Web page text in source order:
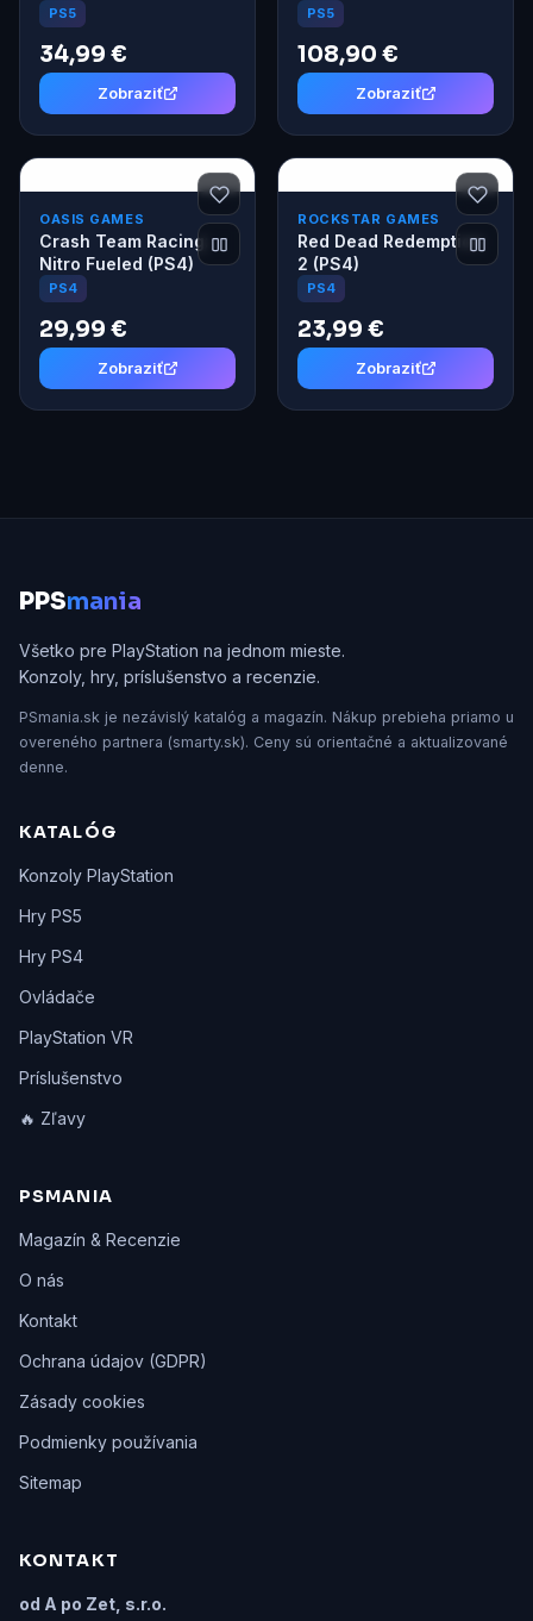
PS5
34,99 €
Zobraziť
PS5/PS4/PC sada
volantu a pedálov
PS5
108,90 €
Zobraziť
OASIS GAMES
Crash Team Racing:
Nitro Fueled (PS4)
PS4
29,99 €
Zobraziť
ROCKSTAR GAMES
Red Dead Redemption
2 (PS4)
PS4
23,99 €
Zobraziť
PPSmania
Všetko pre PlayStation na jednom mieste.
Konzoly, hry, príslušenstvo a recenzie.
PSmania.sk je nezávislý katalóg a magazín. Nákup prebieha priamo u
overeného partnera (smarty.sk). Ceny sú orientačné a aktualizované
denne.
KATALÓG
Konzoly PlayStation
Hry PS5
Hry PS4
Ovládače
PlayStation VR
Príslušenstvo
🔥 Zľavy
PSMANIA
Magazín & Recenzie
O nás
Kontakt
Ochrana údajov (GDPR)
Zásady cookies
Podmienky používania
Sitemap
KONTAKT
od A po Zet, s.r.o.